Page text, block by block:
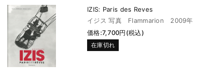
IZIS: Paris des Reves
イジス 写真 Flammarion 2009年
価格:7,700円(税込)
在庫切れ